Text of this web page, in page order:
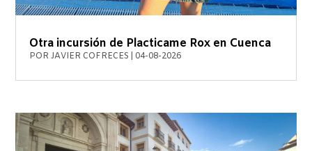
Otra incursión de Placticame Rox en Cuenca
PORJAVIER COFRECES 04-08-2026